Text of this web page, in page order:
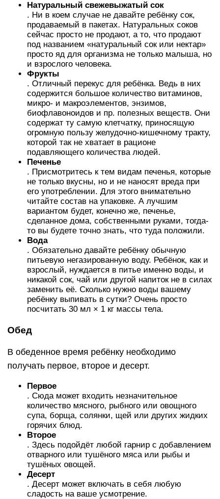
Натуральный свежевыжатый сок
. Ни в коем случае не давайте ребёнку сок,
продаваемый в пакетах. Натуральных соков
сейчас просто не продают, а то, что продают
под названием «натуральный сок или нектар»
просто яд для организма не только малыша, но
и взрослого человека.
Фрукты
. Отличный перекус для ребёнка. Ведь в них
содержится большое количество витаминов,
микро- и макроэлементов, энзимов,
биофлавоноидов и пр. полезных веществ. Они
содержат ту самую клетчатку, приносящую
огромную пользу желудочно-кишечному тракту,
которой так не хватает в рационе
подавляющего количества людей.
Печенье
. Присмотритесь к тем видам печенья, которые
не только вкусны, но и не наносят вреда при
его употреблении. Для этого внимательно
читайте состав на упаковке. А лучшим
вариантом будет, конечно же, печенье,
сделанное дома, собственными руками, тогда-
то вы будете точно знать, что туда положили.
Вода
. Обязательно давайте ребёнку обычную
питьевую негазированную воду. Ребёнок, как и
взрослый, нуждается в питье именно воды, и
никакой сок, чай или другой напиток не в силах
заменить её. Сколько нужно воды вашему
ребёнку выпивать в сутки? Очень просто
посчитать 30 мл × 1 кг массы тела.
Обед
В обеденное время ребёнку необходимо
получать первое, второе и десерт.
Первое
. Сюда может входить незначительное
количество мясного, рыбного или овощного
супа, борща, солянки, щей или других жидких
горячих блюд.
Второе
. Здесь подойдёт любой гарнир с добавлением
отварного или тушёного мяса или рыбы и
тушёных овощей.
Десерт
. Десерт может включать в себя любую
сладость на ваше усмотрение.